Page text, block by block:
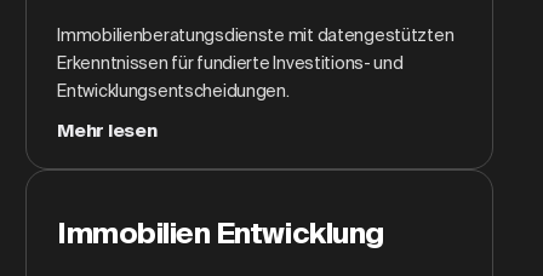
Immobilienberatungsdienste mit datengestützten
Erkenntnissen für fundierte Investitions- und
Entwicklungsentscheidungen.
Mehr lesen
Immobilien Entwicklung